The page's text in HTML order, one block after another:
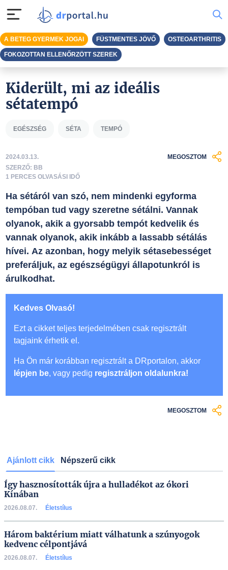
Kiderült, mi az ideális
sétatempó
EGÉSZSÉG SÉTA TEMPÓ
2024.03.13.
SZERZŐ: BB
1 PERCES OLVASÁSI IDŐ
MEGOSZTOM
Ha sétáról van szó, nem mindenki egyforma
tempóban tud vagy szeretne sétálni. Vannak
olyanok, akik a gyorsabb tempót kedvelik és
vannak olyanok, akik inkább a lassabb sétálás
hívei. Az azonban, hogy melyik sétasebességet
preferáljuk, az egészségügyi állapotunkról is
árulkodhat.
Kedves Olvasó!
Ezt a cikket teljes terjedelmében csak regisztrált
tagjaink érhetik el.
Ha Ön már korábban regisztrált a DRportalon, akkor
lépjen be, vagy pedig regisztráljon oldalunkra!
MEGOSZTOM
Ajánlott cikk Népszerű cikk
Így hasznosították újra a hulladékot az ókori
Kínában
2026.08.07. Életstílus
Három baktérium miatt válhatunk a szúnyogok
kedvenc célpontjává
2026.08.07. Életstílus
A BETEG GYERMEK JOGAI FÜSTMENTES JÖVŐ OSTEOARTHRITIS
FOKOZOTTAN ELLENŐRZÖTT SZEREK